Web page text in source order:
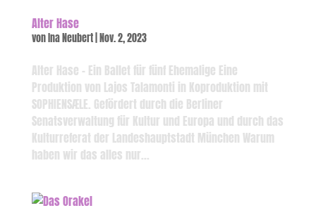
Alter Hase
von Ina Neubert| Nov. 2, 2023
Alter Hase – Ein Ballet für fünf Ehemalige Eine
Produktion von Lajos Talamonti in Koproduktion mit
SOPHIENSÆLE. Gefördert durch die Berliner
Senatsverwaltung für Kultur und Europa und durch das
Kulturreferat der Landeshauptstadt München Warum
haben wir das alles nur...